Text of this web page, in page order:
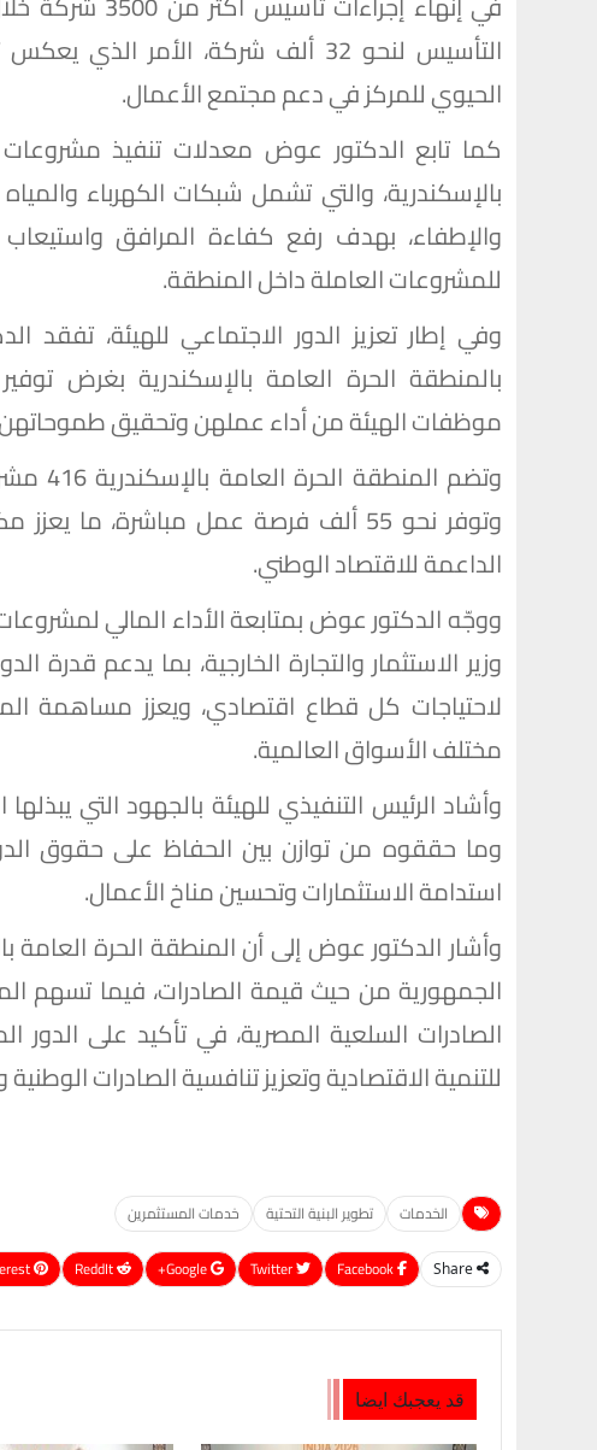
التأسيس لنحو 32 ألف شركة، الأمر
الحيوي للمركز في دعم مجتمع الأعمال.
كما تابع الدكتور عوض معدلات تنفيذ مشروعات
بالإسكندرية، والتي تشمل شبكات الكهرباء
والإطفاء، بهدف رفع كفاءة المرافق واستيعاب
للمشروعات العاملة داخل المنطقة.
وفي إطار تعزيز الدور الاجتماعي للهيئة، تفقد
بالمنطقة الحرة العامة بالإسكندرية بغرض
موظفات الهيئة من أداء عملهن وتحقيق طموحاتهن
وتوفر نحو 55 ألف فرصة عمل مباشرة، ما
الداعمة للاقتصاد الوطني.
ووجّه الدكتور عوض بمتابعة الأداء المالي
وزير الاستثمار والتجارة الخارجية، بما يدعم
لاحتياجات كل قطاع اقتصادي، ويعزز مساهمة
مختلف الأسواق العالمية.
وأشاد الرئيس التنفيذي للهيئة بالجهود التي
وما حققوه من توازن بين الحفاظ على حقوق
استدامة الاستثمارات وتحسين مناخ الأعمال.
وأشار الدكتور عوض إلى أن المنطقة الحرة
الصادرات السلعية المصرية، في تأكيد على
للتنمية الاقتصادية وتعزيز تنافسية الصادرات
الخدمات تطوير البنية التحتية خدمات المستثمرين
Share
Google+
ReddIt
Pinterest
قد يعجبك ايضا